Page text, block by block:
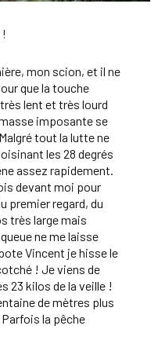
mon scion, et il ne
que la touche
lent et très lourd
imposante se
tout la lutte ne
les 28 degrés
assez rapidement.
devant moi pour
premier regard, du
très large mais
ne me laisse
Vincent je hisse le
! Je viens de
23 kilos de la veille !
de mètres plus
Parfois la pêche